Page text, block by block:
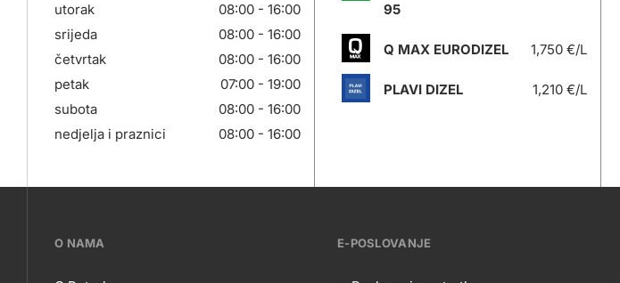
utorak
08:00 - 16:00
srijeda
08:00 - 16:00
četvrtak
08:00 - 16:00
petak
07:00 - 19:00
subota
08:00 - 16:00
nedjelja i praznici
08:00 - 16:00
95
Q MAX EURODIZEL 1,750 €/L
PLAVI DIZEL 1,210 €/L
???O NAMA E-POSLOVANJE